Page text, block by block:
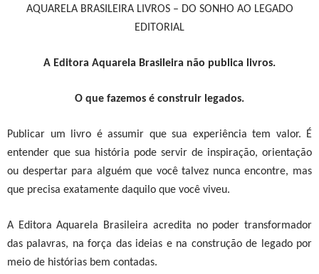
AQUARELA BRASILEIRA LIVROS – DO SONHO AO LEGADO
EDITORIAL
A Editora Aquarela Brasileira não publica livros.
O que fazemos é construir legados.
Publicar um livro é assumir que sua experiência tem valor. É
entender que sua história pode servir de inspiração, orientação
ou despertar para alguém que você talvez nunca encontre, mas
que precisa exatamente daquilo que você viveu.
A Editora Aquarela Brasileira acredita no poder transformador
das palavras, na força das ideias e na construção de legado por
meio de histórias bem contadas.